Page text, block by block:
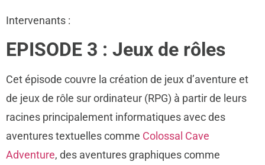
Intervenants :
EPISODE 3 : Jeux de rôles
Cet épisode couvre la création de jeux d’aventure et
de jeux de rôle sur ordinateur (RPG) à partir de leurs
racines principalement informatiques avec des
aventures textuelles comme Colossal Cave
Adventure, des aventures graphiques comme